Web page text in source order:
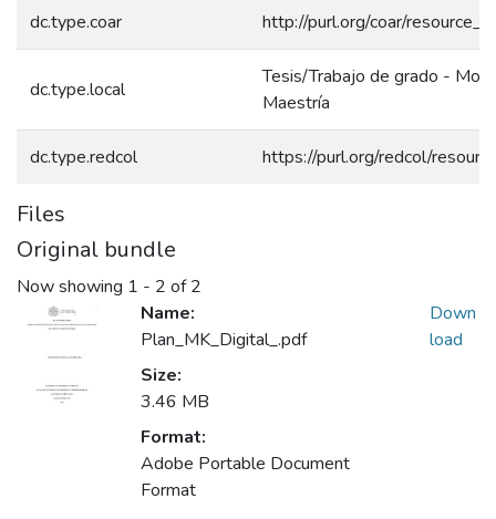
dc.type.coar http://purl.org/coar/
dc.type.local
Tesis/Trabajo de grado -
Maestría
dc.type.redcol https://purl.org/redcol/
Files
Original bundle
Now showing 1 - 2 of 2
Name:
Plan_MK_Digital_.pdf
Size:
3.46 MB
Format:
Adobe Portable Document
Format
Down
load